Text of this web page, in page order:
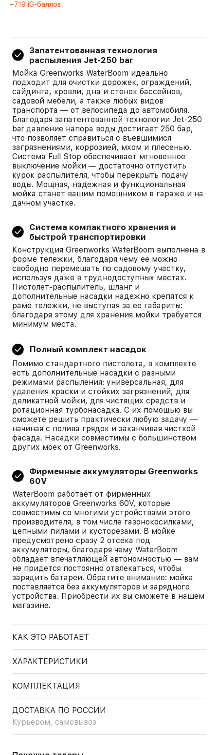
+719 iG-баллов
Запатентованная технология
распыления Jet-250 bar
Мойка Greenworks WaterBoom идеально
подходит для очистки дорожек, ограждений,
сайдинга, кровли, дна и стенок бассейнов,
садовой мебели, а также любых видов
транспорта — от велосипеда до автомобиля.
Благодаря запатентованной технологии Jet-250
bar давление напора воды достигает 250 бар,
что позволяет справиться с въевшимися
загрязнениями, коррозией, мхом и плесенью.
Система Full Stop обеспечивает мгновенное
выключение мойки — достаточно отпустить
курок распылителя, чтобы перекрыть подачу
воды. Мощная, надежная и функциональная
мойка станет вашим помощником в гараже и на
дачном участке.
Система компактного хранения и
быстрой транспортировки
Конструкция Greenworks WaterBoom выполнена в
форме тележки, благодаря чему ее можно
свободно перемещать по садовому участку,
используя даже в труднодоступных местах.
Пистолет-распылитель, шланг и
дополнительные насадки надежно крепятся к
раме тележки, не выступая за ее габариты:
благодаря этому для хранения мойки требуется
минимум места.
Полный комплект насадок
Помимо стандартного пистолета, в комплекте
есть дополнительные насадки с разными
режимами распыления: универсальная, для
удаления краски и стойких загрязнений, для
деликатной мойки, для чистящих средств и
ротационная турбонасадка. С их помощью вы
сможете решить практически любую задачу —
начиная с полива грядок и заканчивая чисткой
фасада. Насадки совместимы с большинством
других моек от Greenworks.
Фирменные аккумуляторы Greenworks
60V
WaterBoom работает от фирменных
аккумуляторов Greenworks 60V, которые
совместимы со многими устройствами этого
производителя, в том числе газонокосилками,
цепными пилами и кусторезами. В мойке
предусмотрено сразу 2 отсека под
аккумуляторы, благодаря чему WaterBoom
обладает впечатляющей автономностью — вам
не придется постоянно отвлекаться, чтобы
зарядить батареи. Обратите внимание: мойка
поставляется без аккумуляторов и зарядного
устройства. Приобрести их вы сможете в нашем
магазине.
КАК ЭТО РАБОТАЕТ
ХАРАКТЕРИСТИКИ
КОМПЛЕКТАЦИЯ
ДОСТАВКА ПО РОССИИ
Курьером, самовывоз